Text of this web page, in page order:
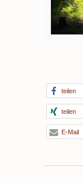
teilen
teilen
E-Mail